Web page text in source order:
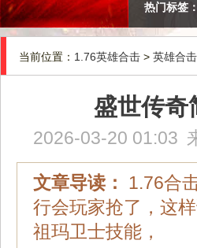
热门标签：
当前位置： 1.76英雄合击 > 英雄合击
盛世传奇
2026-03-20 01:03
文章导读：
1.76合
行会玩家抢了，这
祖玛卫士技能，